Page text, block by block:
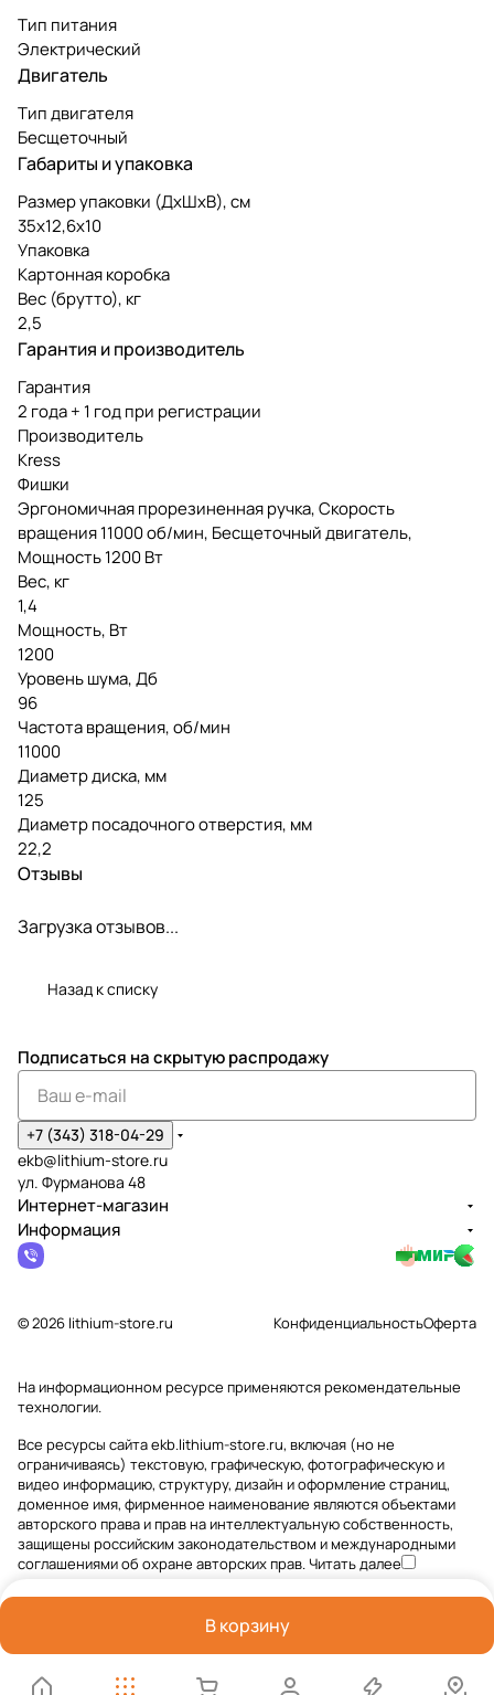
Тип питания
Электрический
Двигатель
Тип двигателя
Бесщеточный
Габариты и упаковка
Размер упаковки (ДxШxВ), см
35x12,6x10
Упаковка
Картонная коробка
Вес (брутто), кг
2,5
Гарантия и производитель
Гарантия
2 года + 1 год при регистрации
Производитель
Kress
Фишки
Эргономичная прорезиненная ручка, Скорость
вращения 11000 об/мин, Бесщеточный двигатель,
Мощность 1200 Вт
Вес, кг
1,4
Мощность, Вт
1200
Уровень шума, Дб
96
Частота вращения, об/мин
11000
Диаметр диска, мм
125
Диаметр посадочного отверстия, мм
22,2
Отзывы
Загрузка отзывов...
Назад к списку
В корзину
Подписаться на скрытую распродажу
+7 (343) 318-04-29
ekb@lithium-store.ru
ул. Фурманова 48
Интернет-магазин
Информация
© 2026 lithium-store.ru КонфиденциальностьОферта
На информационном ресурсе применяютсярекомендательные
технологии.
Все ресурсы сайта ekb.lithium-store.ru, включая (но не
ограничиваясь) текстовую, графическую, фотографическую и
видео информацию, структуру, дизайн и оформление страниц,
доменное имя, фирменное наименование являются объектами
авторского права и прав на интеллектуальную собственность,
защищены российским законодательством и международными
соглашениями об охране авторских прав.Читать далее